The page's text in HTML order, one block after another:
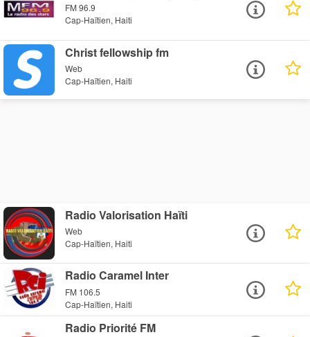
FM 96.9
Cap-Haïtien, Haiti
Christ fellowship fm
Web
Cap-Haïtien, Haiti
Radio Valorisation Haïti
Web
Cap-Haïtien, Haiti
Radio Caramel Inter
FM 106.5
Cap-Haïtien, Haiti
Radio Priorité FM